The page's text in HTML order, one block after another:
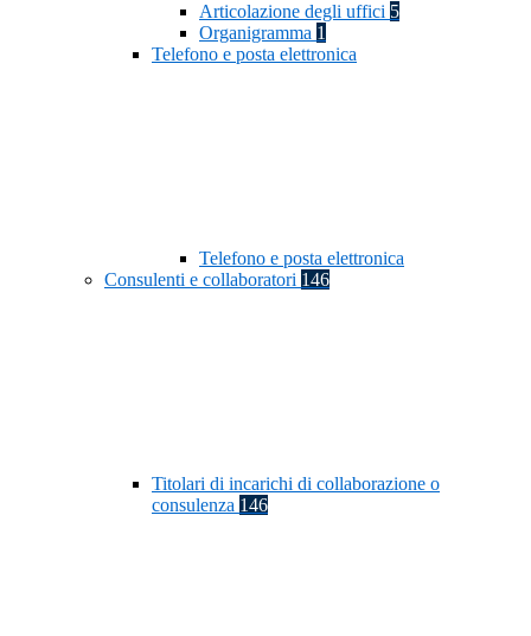
Articolazione degli uffici 5
Organigramma 1
Telefono e posta elettronica
Telefono e posta elettronica
Consulenti e collaboratori 146
Titolari di incarichi di collaborazione o
consulenza 146